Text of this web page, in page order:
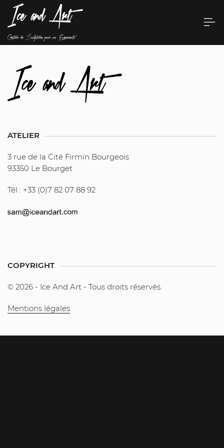
ATELIER
3 rue de la Cité Firmin Bourgeois
93350 Le Bourget
Tél : +33 (0)7 82 07 88 92
COPYRIGHT
© 2026 - Ice And Art - Tous droits réservés.
Mentions légales